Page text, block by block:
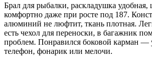
Брал для рыбалки, раскладушка удобная,
комфортно даже при росте под 187.
алюминий не люфтит, ткань плотная.
есть чехол для переноски, в багажник
проблем. Понравился боковой карман —
телефон, фонарик или мелочи.